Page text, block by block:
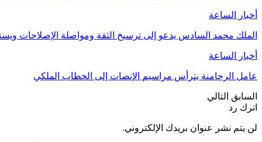
أخبار الساعة
الملك محمد السادس يدعو إلى ترسيخ الثقة ومواصلة الإصلاحات
أخبار الساعة
عامل الرحامنة يترأس مراسيم الإنصات إلى الخطاب الملكي
السابق التالي
اترك رد
لن يتم نشر عنوان بريدك الإلكتروني.